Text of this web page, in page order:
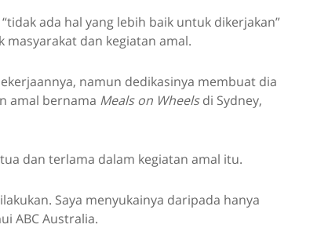
ada hal yang lebih baik untuk dikerjakan”
dan kegiatan amal.
namun dedikasinya membuat dia
amal bernama Meals on Wheelsdi Sydney,
dan terlama dalam kegiatan amal itu.
Saya menyukainya daripada hanya
ABC Australia.